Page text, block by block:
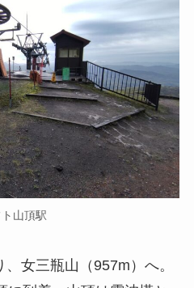
ト山頂駅
女三瓶山（957m）へ。